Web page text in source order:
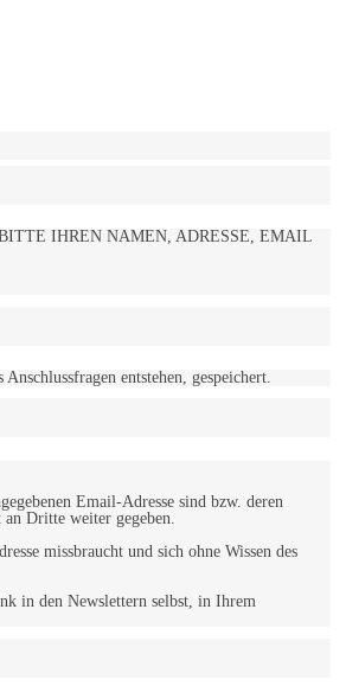
BITTE IHREN NAMEN, ADRESSE, EMAIL
entstehen, gespeichert.
Email-Adresse sind bzw. deren
Dritte weiter gegeben.
missbraucht und sich ohne Wissen des
in den Newslettern selbst, in Ihrem